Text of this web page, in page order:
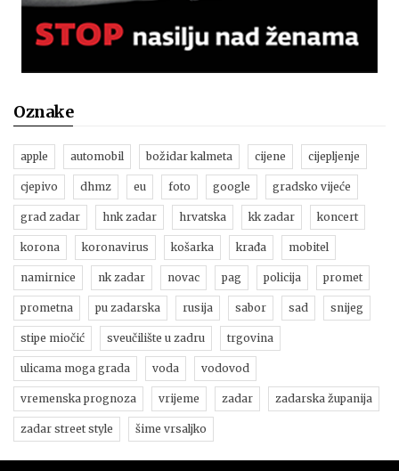
Oznake
apple automobil božidar kalmeta cijene cijepljenje
cjepivo dhmz eu foto google gradsko vijeće
grad zadar hnk zadar hrvatska kk zadar koncert
korona koronavirus košarka krađa mobitel
namirnice nk zadar novac pag policija promet
prometna pu zadarska rusija sabor sad snijeg
stipe miočić sveučilište u zadru trgovina
ulicama moga grada voda vodovod
vremenska prognoza vrijeme zadar zadarska županija
zadar street style šime vrsaljko